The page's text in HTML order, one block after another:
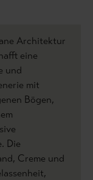
Architektur
eine
und
mit
Bögen,
Die
Creme und